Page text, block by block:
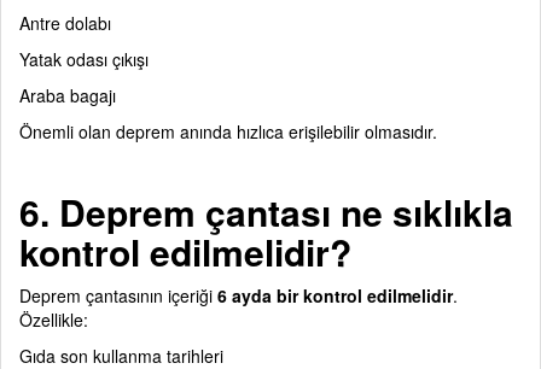
Antre dolabı
Yatak odası çıkışı
Araba bagajı
Önemli olan deprem anında hızlıca erişilebilir olmasıdır.
6. Deprem çantası ne sıklıkla
kontrol edilmelidir?
Deprem çantasının içeriği 6 ayda bir kontrol edilmelidir.
Özellikle:
Gıda son kullanma tarihleri